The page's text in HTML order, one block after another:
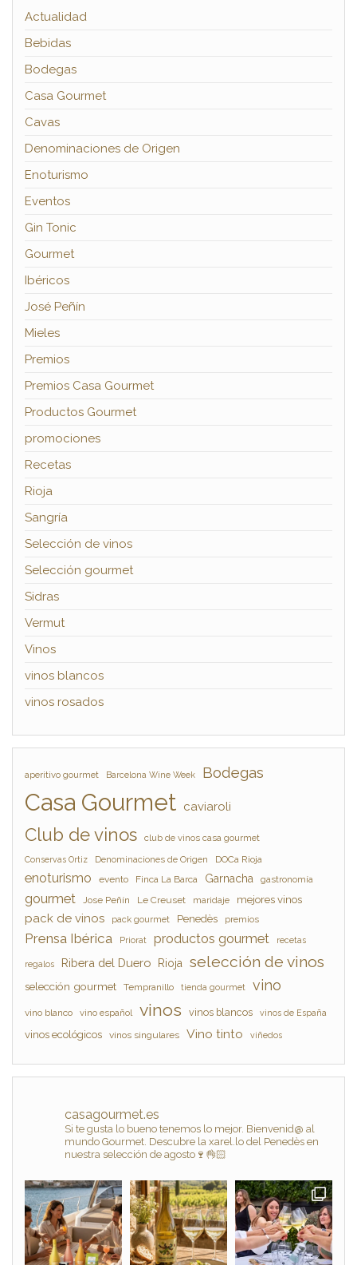
Actualidad
Bebidas
Bodegas
Casa Gourmet
Cavas
Denominaciones de Origen
Enoturismo
Eventos
Gin Tonic
Gourmet
Ibéricos
José Peñín
Mieles
Premios
Premios Casa Gourmet
Productos Gourmet
promociones
Recetas
Rioja
Sangría
Selección de vinos
Selección gourmet
Sidras
Vermut
Vinos
vinos blancos
vinos rosados
aperitivo gourmet Barcelona Wine Week Bodegas
Casa Gourmet caviaroli
Club de vinos club de vinos casa gourmet
Conservas Ortiz Denominaciones de Origen DOCa Rioja
enoturismo evento Finca La Barca Garnacha gastronomía
gourmet Jose Peñín Le Creuset maridaje mejores vinos
pack de vinos pack gourmet Penedès premios
Prensa Ibérica Priorat productos gourmet recetas
regalos Ribera del Duero Rioja selección de vinos
selección gourmet Tempranillo tienda gourmet vino
vino blanco vino español vinos vinos blancos vinos de España
vinos ecológicos vinos singulares Vino tinto viñedos
casagourmet.es
Si te gusta lo bueno tenemos lo mejor. Bienvenid@ al
mundo Gourmet. Descubre la xarel.lo del Penedès en
nuestra selección de agosto🍷👌🏻